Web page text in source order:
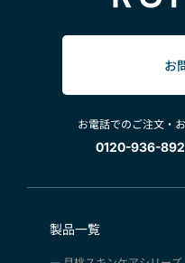
お
お電話でのご注文・
0120-936-892
製品一覧